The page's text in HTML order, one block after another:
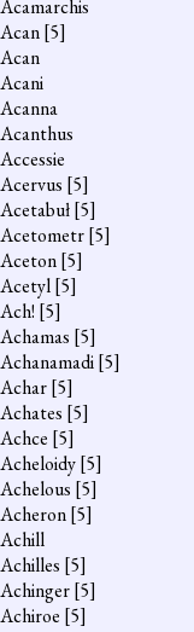
Acamarchis
Acan[5]
Acan
Acani
Acanna
Acanthus
Accessie
Acervus [5]
Acetabuł[5]
Acetometr[5]
Aceton[5]
Acetyl[5]
Ach! [5]
Achamas [5]
Achanamadi[5]
Achar[5]
Achates [5]
Achce [5]
Acheloidy[5]
Achelous [5]
Acheron[5]
Achill
Achilles [5]
Achinger[5]
Achiroe [5]